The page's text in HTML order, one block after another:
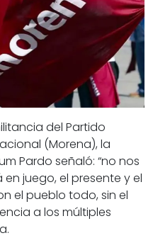
del Partido
(Morena), la
Pardo señaló: “no nos
juego, el presente y el
el pueblo todo, sin el
a los múltiples